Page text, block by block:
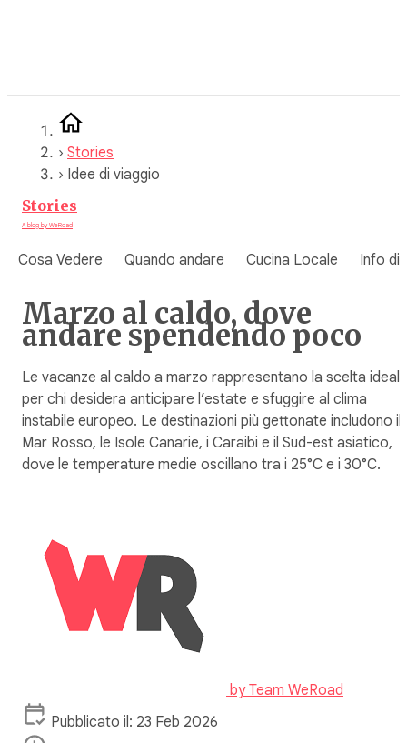
› Stories
› Idee di viaggio
Stories
A blog by WeRoad
Cosa Vedere Quando andare Cucina Locale Info di
Marzo al caldo, dove
andare spendendo poco
Le vacanze al caldo a marzo rappresentano la scelta ideale
per chi desidera anticipare l’estate e sfuggire al clima
instabile europeo. Le destinazioni più gettonate includono il
Mar Rosso, le Isole Canarie, i Caraibi e il Sud-est asiatico,
dove le temperature medie oscillano tra i 25°C e i 30°C.
byTeam WeRoad
Pubblicato il: 23 Feb 2026